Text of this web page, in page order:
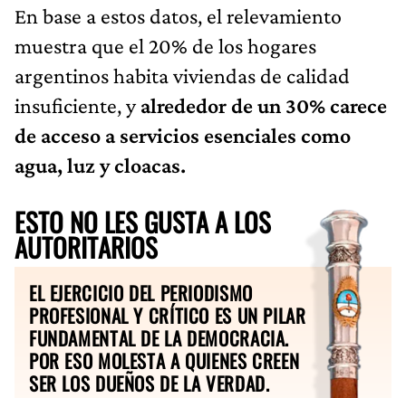
En base a estos datos, el relevamiento
muestra que el 20% de los hogares
argentinos habita viviendas de calidad
insuficiente, yalrededor de un 30% carece
de acceso a servicios esenciales como
agua, luz y cloacas.
ESTO NO LES GUSTA A LOS
AUTORITARIOS
EL EJERCICIO DEL PERIODISMO
PROFESIONAL Y CRÍTICO ES UN PILAR
FUNDAMENTAL DE LA DEMOCRACIA.
POR ESO MOLESTA A QUIENES CREEN
SER LOS DUEÑOS DE LA VERDAD.